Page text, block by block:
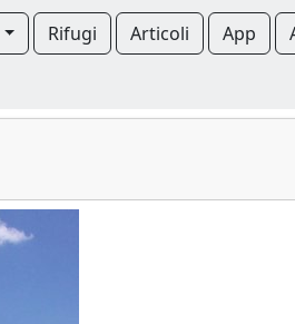
Rifugi Articoli App